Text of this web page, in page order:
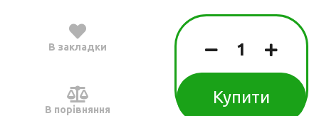
В закладки
В порівняння
Купити